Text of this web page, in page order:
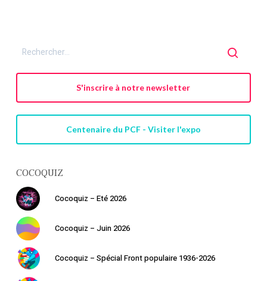
S'inscrire à notre newsletter
Centenaire du PCF - Visiter l'expo
COCOQUIZ
Cocoquiz – Eté 2026
Cocoquiz – Juin 2026
Cocoquiz – Spécial Front populaire 1936-2026